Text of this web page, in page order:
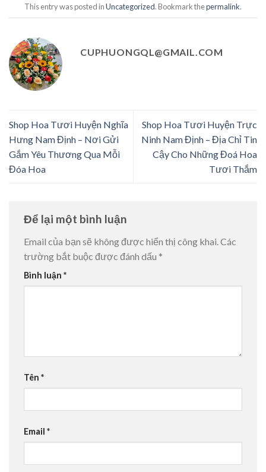
This entry was posted inUncategorized. Bookmark thepermalink.
CUPHUONGQL@GMAIL.COM
Shop Hoa Tươi Huyện Nghĩa
Hưng Nam Định – Nơi Gửi
Gắm Yêu Thương Qua Mỗi
Đóa Hoa
Shop Hoa Tươi Huyện Trực
Ninh Nam Định – Địa Chỉ Tin
Cậy Cho Những Đoá Hoa
Tươi Thắm
Để lại một bình luận
Email của bạn sẽ không được hiển thị công khai.Các
trường bắt buộc được đánh dấu *
Bình luận *
Tên *
Email *